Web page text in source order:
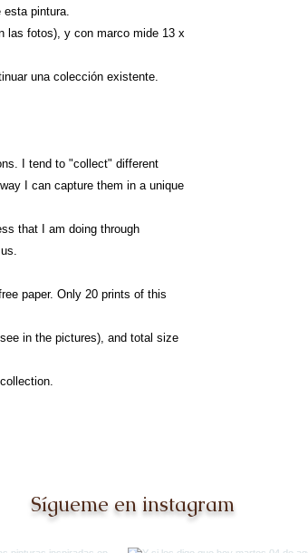
esta pintura.
las fotos), y con marco mide 13 x
una colección existente.
I tend to "collect" different
I can capture them in a unique
that I am doing through
paper. Only 20 prints of this
in the pictures), and total size
Sígueme en instagram